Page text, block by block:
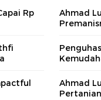
Rp
Ahmad
Ahmad